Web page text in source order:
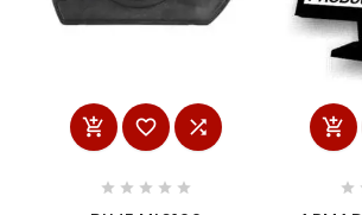
  
    

